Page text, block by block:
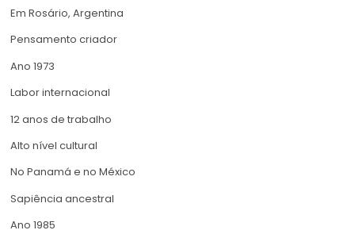
Em Rosário, Argentina
Pensamento criador
Ano 1973
Labor internacional
12 anos de trabalho
Alto nível cultural
No Panamá e no México
Sapiência ancestral
Ano 1985